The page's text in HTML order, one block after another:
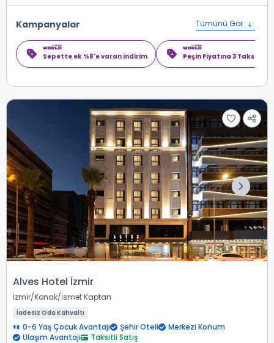
Kampanyalar Tümünü Gör
Sepette ek %8'e varan indirim Peşin Fiyatına 3 Taksit
Alves Hotel İzmir
İzmir Konak İsmet Kaptan
İadesiz Oda Kahvaltı
0-6 Yaş Çocuk Avantajı Şehir Oteli
Merkezi Konum
Ulaşım Avantajı
Taksitli Satış